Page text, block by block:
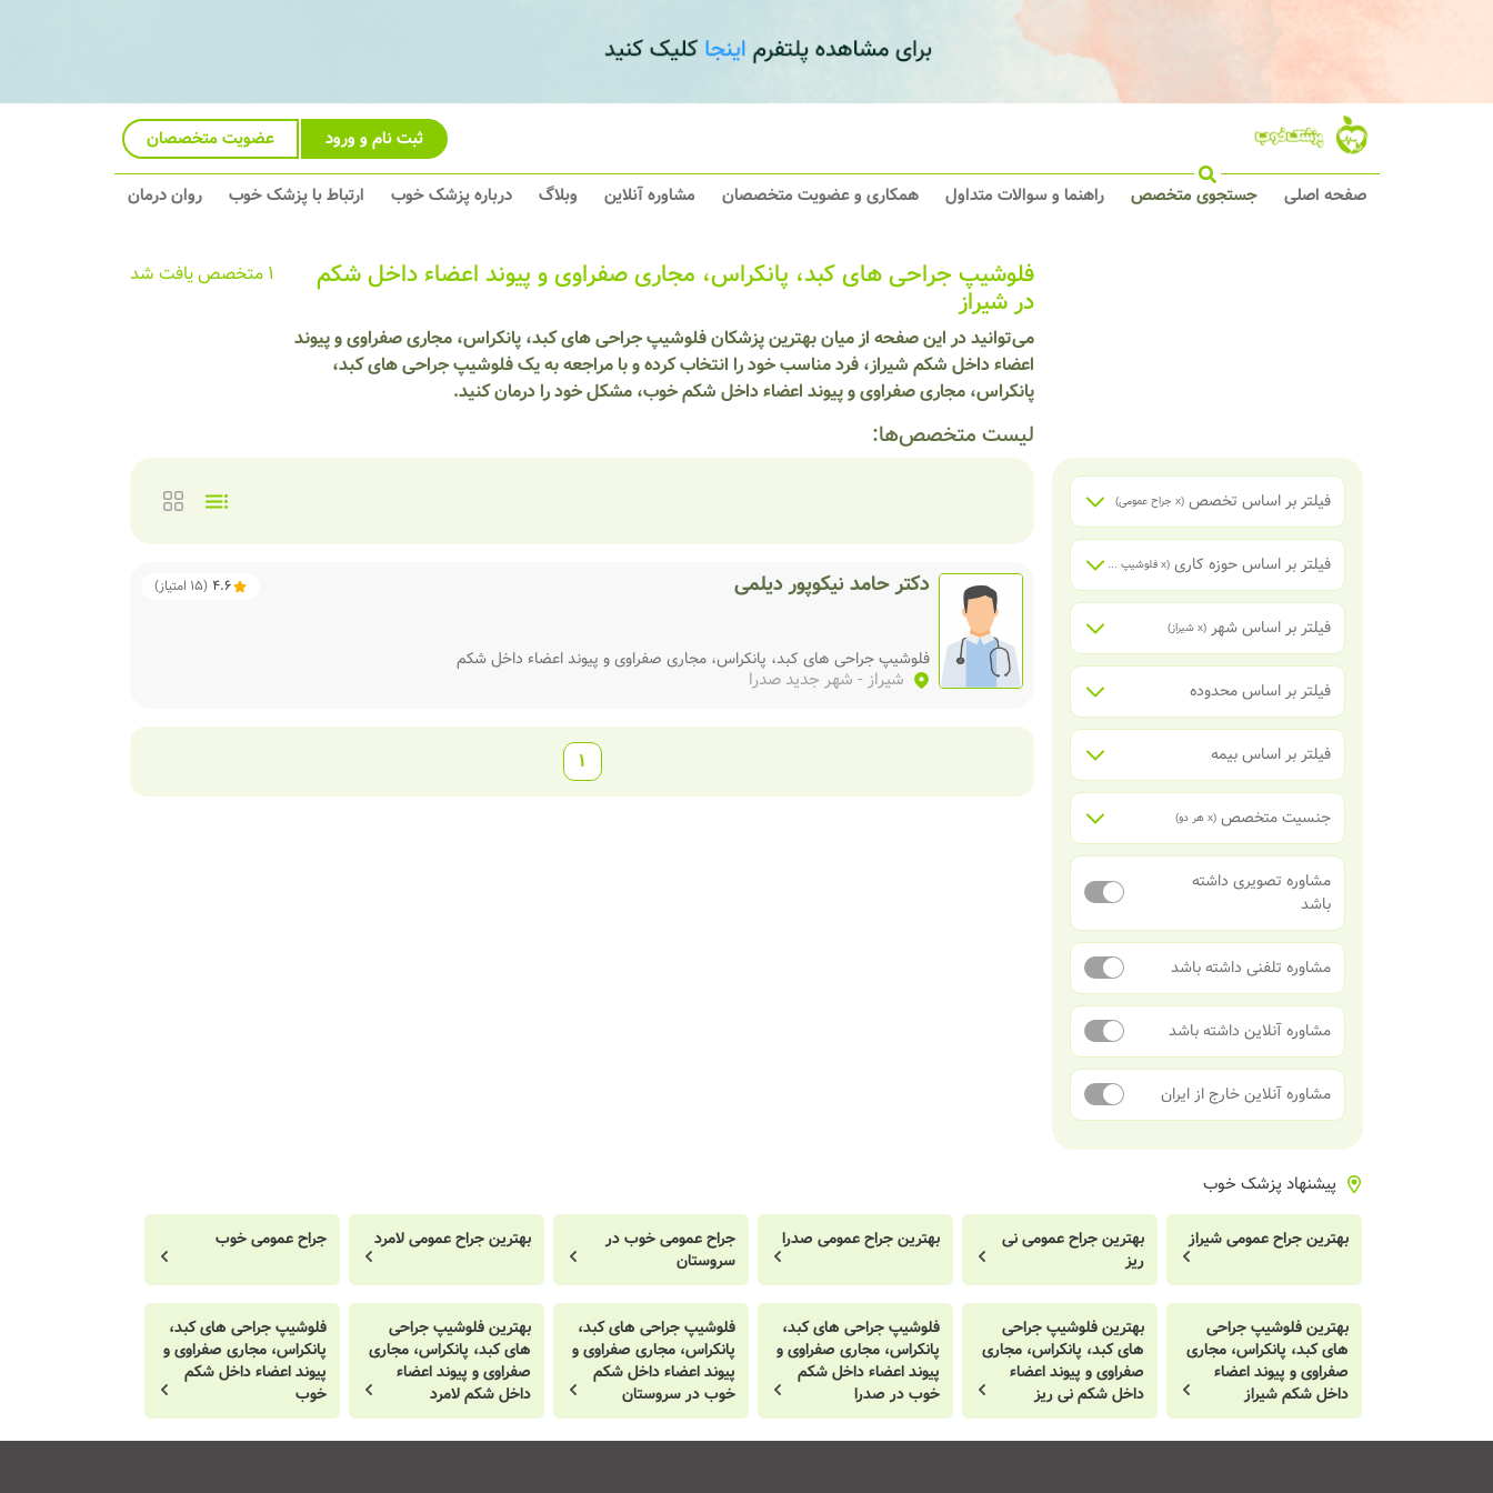
ثبت نام و ورود عضویت متخصصان
صفحه اصلی جستجوی متخصص راهنما و سوالات متداول همکاری و عضویت متخصصان مشاوره آنلاین وبلاگ درباره پزشک خوب ارتباط با پزشک خوب روان درمان
فلوشیپ جراحی های کبد، پانکراس، مجاری صفراوی و پیوند اعضاء داخل شکم
در شیراز
می‌توانید در این صفحه از میان بهترین پزشکان فلوشیپ جراحی های کبد، پانکراس، مجاری صفراوی و پیوند
اعضاء داخل شکم شیراز، فرد مناسب خود را انتخاب کرده و با مراجعه به یک فلوشیپ جراحی های کبد،
پانکراس، مجاری صفراوی و پیوند اعضاء داخل شکم خوب، مشکل خود را درمان کنید.
لیست متخصص‌ها:
1 متخصص یافت شد
فیلتر بر اساس تخصص (x جراح عمومی)
فیلتر بر اساس حوزه کاری (x فلوشیپ جراحی های کبد، پانکراس، مجاری صفراوی و پیوند اعضاء داخل شکم
فیلتر بر اساس شهر (x شیراز)
فیلتر بر اساس محدوده
فیلتر بر اساس بیمه
جنسیت متخصص (x هر دو)
مشاوره تصویری داشته
باشد
مشاوره تلفنی داشته باشد
مشاوره آنلاین داشته باشد
مشاوره آنلاین خارج از ایران
دکتر حامد نیکوپور دیلمی 4.6
(
15 امتیاز)
فلوشیپ جراحی های کبد، پانکراس، مجاری صفراوی و پیوند اعضاء داخل شکم
شیراز- شهر جدید صدرا
1
پیشنهاد پزشک خوب
بهترین جراح عمومی شیراز
بهترین جراح عمومی نی
ریز
بهترین جراح عمومی صدرا
جراح عمومی خوب در
سروستان
بهترین جراح عمومی لامرد جراح عمومی خوب
بهترین فلوشیپ جراحی
های کبد، پانکراس، مجاری
صفراوی و پیوند اعضاء
داخل شکم شیراز
بهترین فلوشیپ جراحی
های کبد، پانکراس، مجاری
صفراوی و پیوند اعضاء
داخل شکم نی ریز
فلوشیپ جراحی های کبد،
پانکراس، مجاری صفراوی و
پیوند اعضاء داخل شکم
خوب در صدرا
فلوشیپ جراحی های کبد،
پانکراس، مجاری صفراوی و
پیوند اعضاء داخل شکم
خوب در سروستان
بهترین فلوشیپ جراحی
های کبد، پانکراس، مجاری
صفراوی و پیوند اعضاء
داخل شکم لامرد
فلوشیپ جراحی های کبد،
پانکراس، مجاری صفراوی و
پیوند اعضاء داخل شکم
خوب